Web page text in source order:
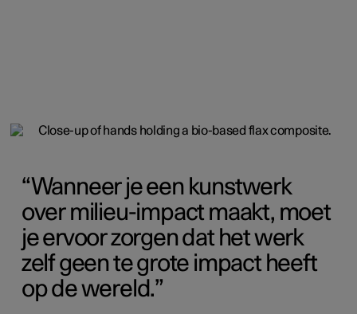
Wanneer je een kunstwerk
over milieu-impact maakt, moet
je ervoor zorgen dat het werk
zelf geen te grote impact heeft
op de wereld.